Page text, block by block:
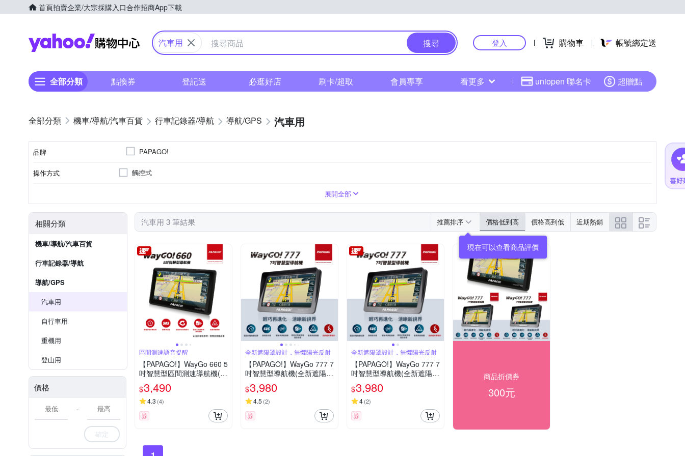
首頁拍賣企業/大宗採購入口合作招商App下載
Yahoo購物中心
汽車用 搜尋 登入 購物車 帳號綁定送
全部分類 點換券 登記送 必逛好店 刷卡/超取 會員專享 看更多 uniopen 聯名卡 超贈點
機車/導航/汽車百貨 行車記錄器/導航 導航/GPS 汽車用
品牌 PAPAGO!
操作方式 觸控式
展開全部
相關分類
機車/導航/汽車百貨
行車記錄器/導航
導航/GPS
汽車用
自行車用
重機用
登山用
價格
-
確定
汽車用 3 筆結果 推薦排序 價格低到高 價格高到低 近期熱銷
現在可以查看商品評價
區間測速語音提醒
【PAPAGO!】WayGo 660 5
吋智慧型區間測速導航機(S
1圖像化導航介面/測速語音
提醒)~急
$3,490
4.3 (4)
券
全新遮陽罩設計，無懼陽光反射
【PAPAGO!】WayGo 777 7
吋智慧型導航機(全新遮陽罩
設計/S1圖像化導航介面/測
速提醒)~急
$3,980
4.5 (2)
券
全新遮陽罩設計，無懼陽光反射
【PAPAGO!】WayGo 777 7
吋智慧型導航機(全新遮陽罩
設計/S1圖像化導航介面/測
速提醒)~急
$3,980
4(2)
券
商品折價券
300元